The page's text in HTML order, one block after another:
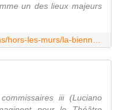
un des lieux majeurs
iii (Luciano